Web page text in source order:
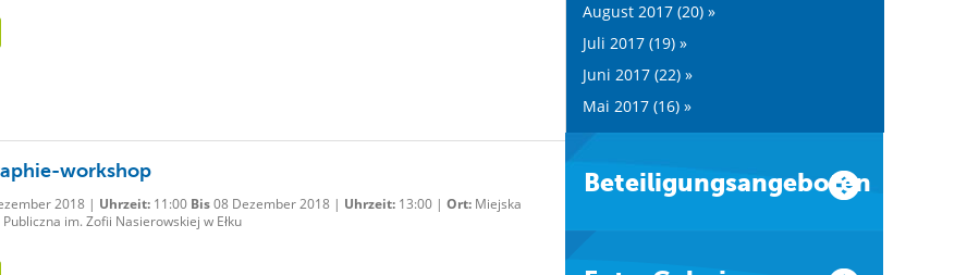
workshop
2018 | Uhrzeit:11:00 Bis08 Dezember 2018 | Uhrzeit:13:00 | Ort:Miejska
im. Zofii Nasierowskiej w Ełku
August 2017 (20) »
Juli 2017 (19) »
Juni 2017 (22) »
Mai 2017 (16) »
Beteiligungsangeboten